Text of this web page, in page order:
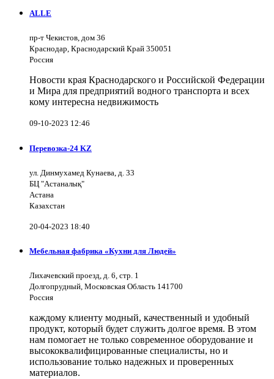
ALLE
пр-т Чекистов, дом 36
Краснодар, Краснодарский Край 350051
Россия
Новости края Краснодарского и Российской Федерации
и Мира для предприятий водного транспорта и всех
кому интересна недвижимость
09-10-2023 12:46
Перевозка-24 KZ
ул. Динмухамед Кунаева, д. 33
БЦ "Астаналық"
Астана
Казахстан
20-04-2023 18:40
Мебельная фабрика «Кухни для Людей»
Лихачевский проезд, д. 6, стр. 1
Долгопрудный, Московская Область 141700
Россия
каждому клиенту модный, качественный и удобный
продукт, который будет служить долгое время. В этом
нам помогает не только современное оборудование и
высококвалифицированные специалисты, но и
использование только надежных и проверенных
материалов.